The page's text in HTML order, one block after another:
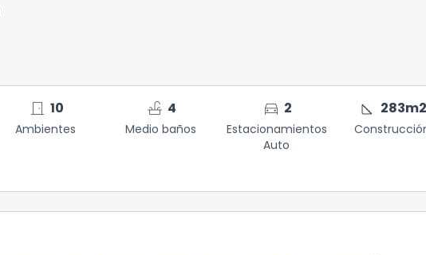
door_front 10
Ambientes
faucet 4
Medio baños
directions_car 2
Estacionamientos
Auto
square_foot 283m2